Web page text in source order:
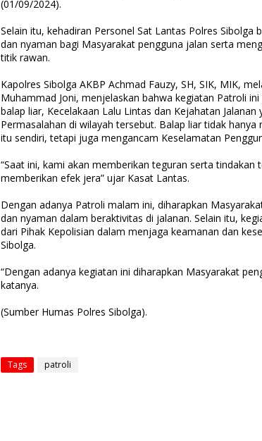
(01/09/2024).
Selain itu, kehadiran Personel Sat Lantas Polres
dan nyaman bagi Masyarakat pengguna jalan serta
titik rawan.
Kapolres Sibolga AKBP Achmad Fauzy, SH, SIK, MIK,
Muhammad Joni, menjelaskan bahwa kegiatan Patroli
balap liar, Kecelakaan Lalu Lintas dan Kejahatan
Permasalahan di wilayah tersebut. Balap liar tidak
itu sendiri, tetapi juga mengancam Keselamatan
“Saat ini, kami akan memberikan teguran serta tindakan
memberikan efek jera” ujar Kasat Lantas.
Dengan adanya Patroli malam ini, diharapkan
dan nyaman dalam beraktivitas di jalanan. Selain itu,
dari Pihak Kepolisian dalam menjaga keamanan dan
Sibolga.
“Dengan adanya kegiatan ini diharapkan Masyarakat
katanya.
(Sumber Humas Polres Sibolga).
Tags patroli